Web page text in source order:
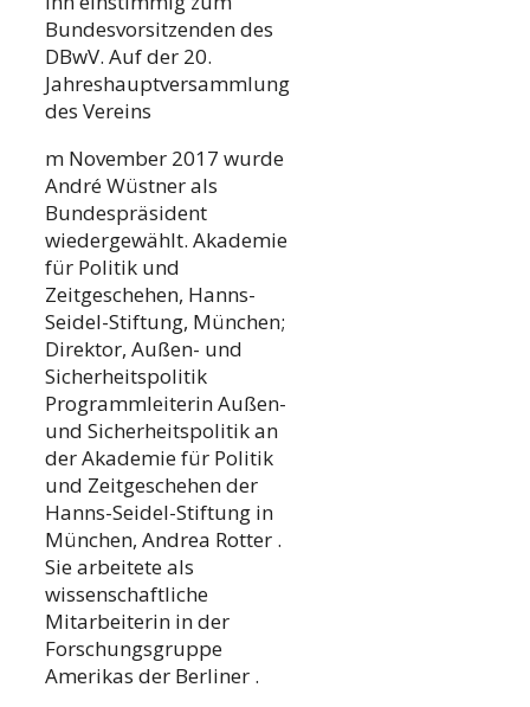
Bundesvorsitzenden des
DBwV. Auf der 20.
Jahreshauptversammlung
des Vereins
m November 2017 wurde
André Wüstner als
Bundespräsident
wiedergewählt. Akademie
für Politik und
Zeitgeschehen, Hanns-
Seidel-Stiftung, München;
Direktor, Außen- und
Sicherheitspolitik
Programmleiterin Außen-
und Sicherheitspolitik an
der Akademie für Politik
und Zeitgeschehen der
Hanns-Seidel-Stiftung in
München, Andrea Rotter .
Sie arbeitete als
wissenschaftliche
Mitarbeiterin in der
Forschungsgruppe
Amerikas der Berliner .